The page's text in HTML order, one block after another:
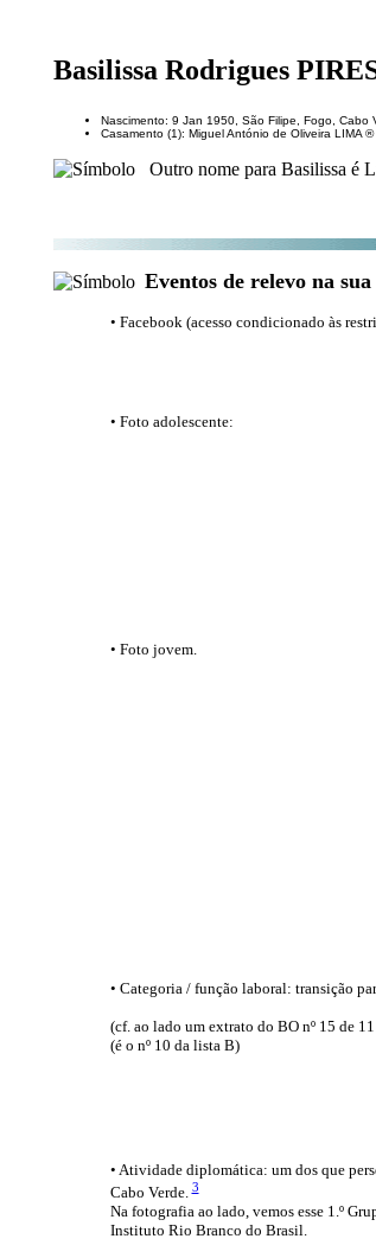
Basilissa Rodrigues
Nascimento: 9 Jan 1950, São Filipe, Fogo, Cabo
Casamento (1): Miguel António de Oliveira LIMA ®
Outro nome para Basilissa é
Eventos de relevo na
• Facebook (acesso condicionado às
• Foto adolescente:
• Foto jovem.
• Categoria / função laboral: transição
(cf. ao lado um extrato do BO nº 15 de
(é o nº 10 da lista B)
• Atividade diplomática: um dos que
Cabo Verde.3
Na fotografia ao lado, vemos esse 1.º
Instituto Rio Branco do Brasil.